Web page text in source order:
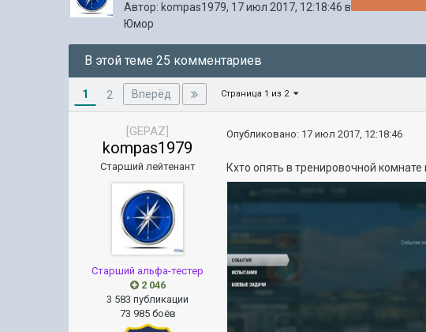
Автор: kompas1979, 17 июл 2017, 12:18:46 в
Юмор
В этой теме 25 комментариев
1 2 Вперёд Страница 1 из 2
[GEPAZ]
kompas1979
Старший лейтенант
Старший альфа-тестер
2 046
3 583 публикации
73 985 боёв
Опубликовано: 17 июл 2017, 12:18:46
Кхто опять в тренировочной